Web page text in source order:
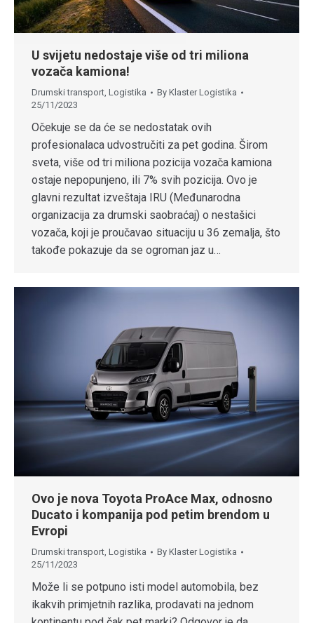
U svijetu nedostaje više od tri miliona
vozača kamiona!
Drumski transport, Logistika By Klaster Logistika
25/11/2023
Očekuje se da će se nedostatak ovih
profesionalaca udvostručiti za pet godina. Širom
sveta, više od tri miliona pozicija vozača kamiona
ostaje nepopunjeno, ili 7% svih pozicija. Ovo je
glavni rezultat izveštaja IRU (Međunarodna
organizacija za drumski saobraćaj) o nestašici
vozača, koji je proučavao situaciju u 36 zemalja, što
takođe pokazuje da se ogroman jaz u…
Ovo je nova Toyota ProAce Max, odnosno
Ducato i kompanija pod petim brendom u
Evropi
Drumski transport Logistika By Klaster Logistika
25/11/2023
Može li se potpuno isti model automobila, bez
ikakvih primjetnih razlika, prodavati na jednom